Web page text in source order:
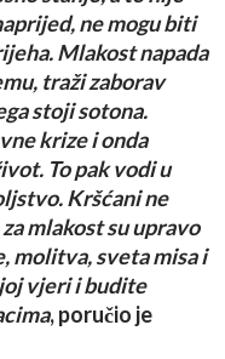
ne mogu biti
Mlakost napada
traži zaborav
stoji sotona.
krize i onda
To pak vodi u
Kršćani ne
mlakost su upravo
molitva, sveta misa i
vjeri i budite
, poručio je